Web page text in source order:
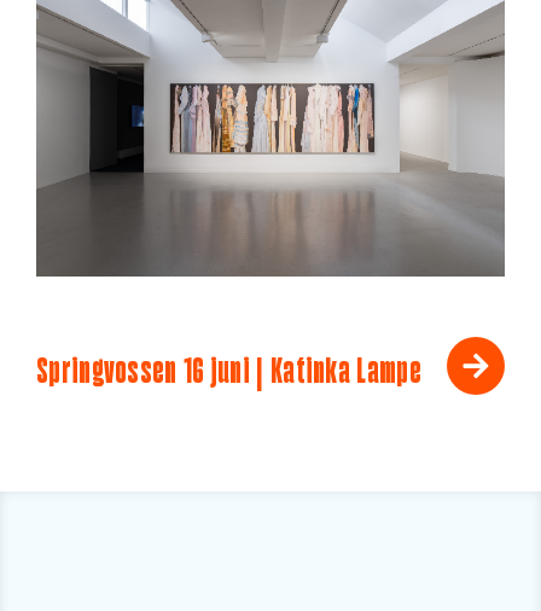
Springvossen 16 juni | Katinka Lampe